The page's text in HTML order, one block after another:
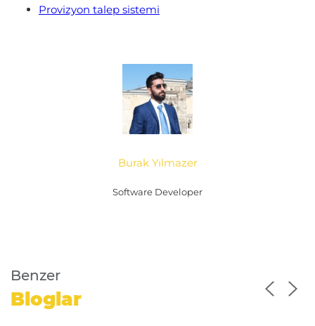
Provizyon talep sistemi
Burak Yılmazer
Software Developer
Benzer
Bloglar